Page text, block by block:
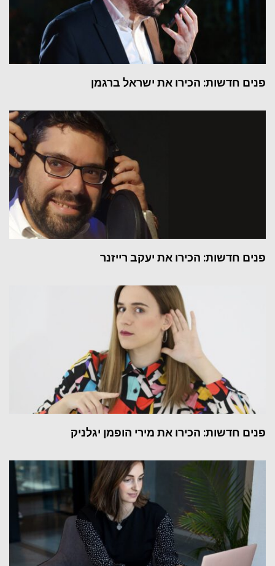
פנים חדשות: הכירו את ישראל ברגמן
פנים חדשות: הכירו את יעקב רייזנר
פנים חדשות: הכירו את מירי הופמן יגלניק